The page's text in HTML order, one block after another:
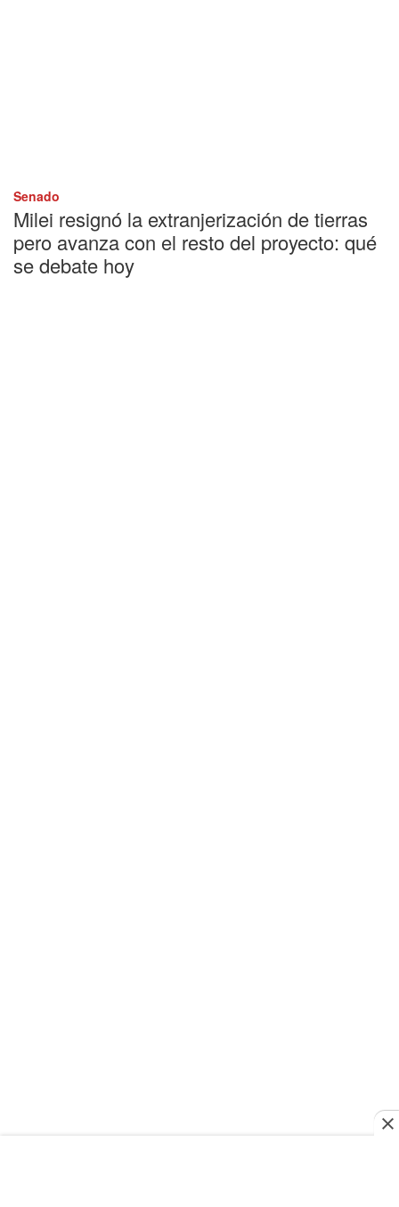
Senado
Milei resignó la extranjerización de tierras
pero avanza con el resto del proyecto: qué
se debate hoy